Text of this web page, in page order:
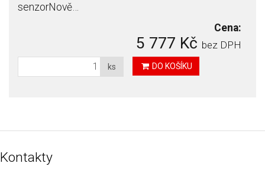
senzorNově…
Cena:
5 777 Kč bez DPH
ks DO KOŠÍKU
Kontakty